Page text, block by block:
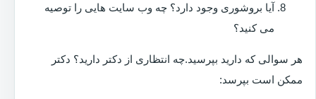
آیا بروشوری وجود دارد؟ چه وب سایت هایی را توصیه
می کنید؟
هر سوالی که دارید بپرسید.چه انتظاری از دکتر دارید؟ دکتر
ممکن است بپرسد: